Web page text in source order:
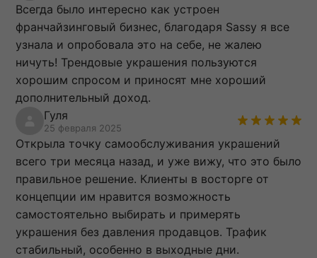
Всегда было интересно как устроен
франчайзинговый бизнес, благодаря Sassy я все
узнала и опробовала это на себе, не жалею
ничуть! Трендовые украшения пользуются
хорошим спросом и приносят мне хороший
дополнительный доход.
Гуля
25 февраля 2025
Открыла точку самообслуживания украшений
всего три месяца назад, и уже вижу, что это было
правильное решение. Клиенты в восторге от
концепции им нравится возможность
самостоятельно выбирать и примерять
украшения без давления продавцов. Трафик
стабильный, особенно в выходные дни.